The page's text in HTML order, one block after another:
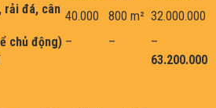
rải đá, cân 40.000 800 m² 32.000.000
chủ động) – –
–
63.200.000